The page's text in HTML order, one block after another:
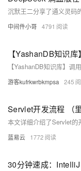
中间件小哥 4791
游客kufrkwrbkmpsa 245
蓝易云 1772